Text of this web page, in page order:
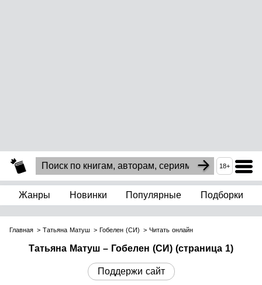
18+
Жанры Новинки Популярные Подборки
Главная Татьяна Матуш Гобелен (СИ) Читать онлайн
Татьяна Матуш – Гобелен (СИ) (страница 1)
Поддержи сайт